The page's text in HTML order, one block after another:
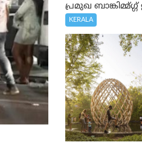
പ്രമുഖ
KERALA